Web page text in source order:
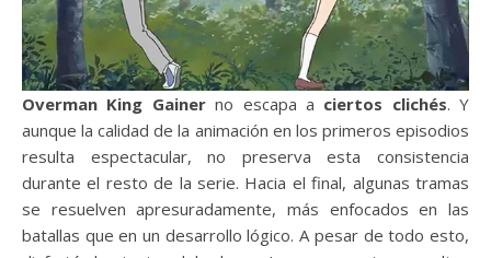
Overman King Gainerno escapa a ciertos clichés. Y
aunque la calidad de la animación en los primeros episodios
resulta espectacular, no preserva esta consistencia
durante el resto de la serie. Hacia el final, algunas tramas
se resuelven apresuradamente, más enfocados en las
batallas que en un desarrollo lógico. A pesar de todo esto,